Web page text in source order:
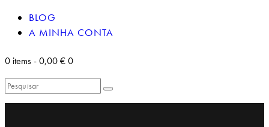
BLOG
A MINHA CONTA
0 items-0,00 €0